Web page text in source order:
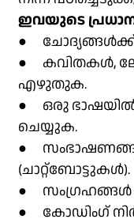
ഇവയുടെ
●
● കവിതകൾ,
എഴുതുക.
● ഒരു ഭാഷയിൽ
ചെയ്യുക.
●
(ചാറ്റ്‌ബോട്ടുകൾ).
● സംഗ്രഹങ്ങൾ
● കോഡിംഗ്